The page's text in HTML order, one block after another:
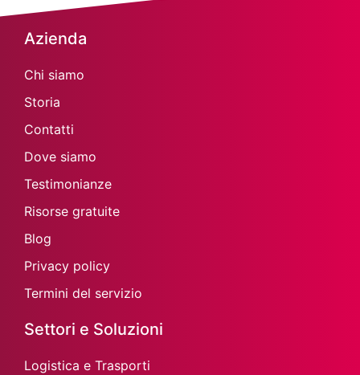
Azienda
Chi siamo
Storia
Contatti
Dove siamo
Testimonianze
Risorse gratuite
Blog
Privacy policy
Termini del servizio
Settori e Soluzioni
Logistica e Trasporti